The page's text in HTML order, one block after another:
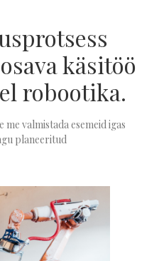
käsitöö
robootika.
valmistada esemeid igas
planeeritud